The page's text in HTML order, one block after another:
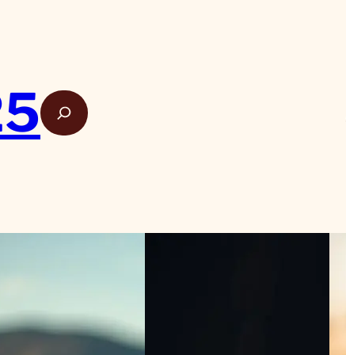
Rech